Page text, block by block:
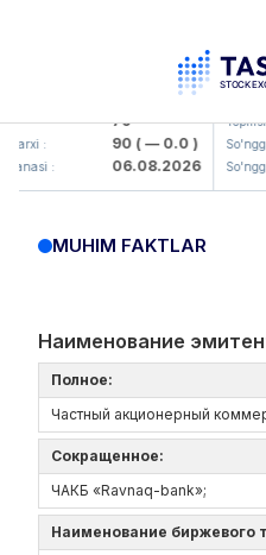
79
: 90( — 0.0 )
: 06.08.2026
Yopilish
MUHIM FAKTLAR
Наименование
Полное:
Частный акционерный
Сокращенное:
ЧАКБ «Ravnaq-bank»;
Наименование биржевого